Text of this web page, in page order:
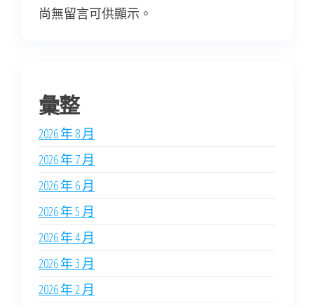
尚無留言可供顯示。
彙整
2026 年 8 月
2026 年 7 月
2026 年 6 月
2026 年 5 月
2026 年 4 月
2026 年 3 月
2026 年 2 月